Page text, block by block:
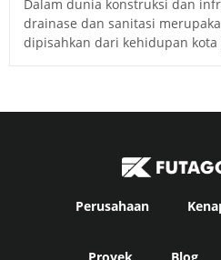
Dalam dunia konstruksi dan
drainase dan sanitasi
dipisahkan dari kehidupan kota
Perusahaan